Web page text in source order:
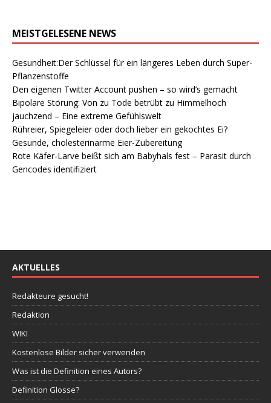
MEISTGELESENE NEWS
Gesundheit:Der Schlüssel für ein längeres Leben durch Super-
Pflanzenstoffe
Den eigenen Twitter Account pushen – so wird’s gemacht
Bipolare Störung: Von zu Tode betrübt zu Himmelhoch
jauchzend – Eine extreme Gefühlswelt
Rühreier, Spiegeleier oder doch lieber ein gekochtes Ei?
Gesunde, cholesterinarme Eier-Zubereitung
Rote Käfer-Larve beißt sich am Babyhals fest – Parasit durch
Gencodes identifiziert
AKTUELLES
Redakteure gesucht!
Redaktion
WIKI
Kostenlose Bilder sicher verwenden
Was ist die Definition eines Autors?
Definition Glosse?